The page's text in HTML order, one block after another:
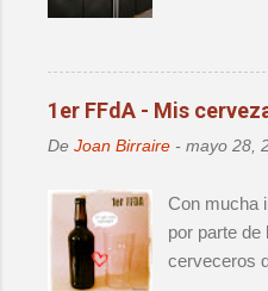
vuelco, y lo
era válido e
parece por
que
cabo de 12
pensar
obstante,
1er FFdA - Mis
De Joan Birraire - mayo 28,
Con mucha
por parte de
cerveceros